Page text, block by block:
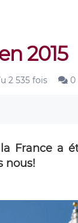
2015
2 535 fois 0
France a
nous!